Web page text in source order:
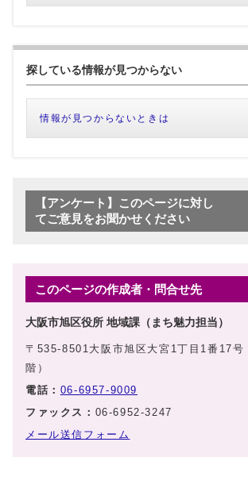
探している情報が見つからない
情報が見つからないときは
【アンケート】このページに対し
てご意見をお聞かせください
このページの作成者・問合せ先
大阪市旭区役所 地域課（まち魅力担当）
〒535-8501大阪市旭区大宮1丁目1番17号
階）
電話： 06-6957-9009
ファックス： 06-6952-3247
メール送信フォーム